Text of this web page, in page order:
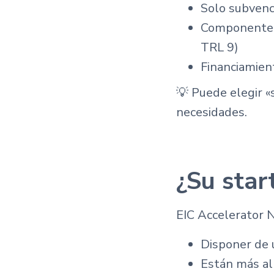
Solo
TRL 9)
💡 Puede elegir
necesidades.
¿Su
EIC Accelerator
Disponer de
Están más